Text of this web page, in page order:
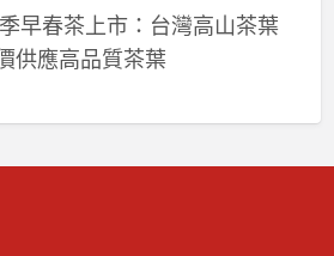
早春茶上市：台灣高山茶葉
供應高品質茶葉